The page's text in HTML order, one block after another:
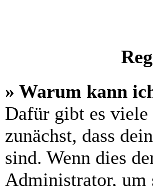
» Warum kann
Dafür gibt es
zunächst, dass
sind. Wenn dies
Administrator, um